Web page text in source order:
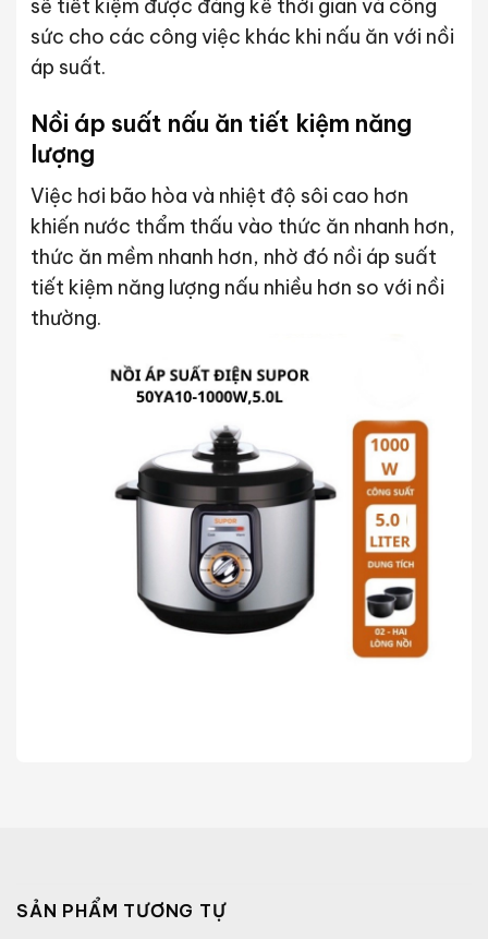
sẽ tiết kiệm được đáng kể thời gian và công
sức cho các công việc khác khi nấu ăn với nồi
áp suất.
Nồi áp suất nấu ăn tiết kiệm năng
lượng
Việc hơi bão hòa và nhiệt độ sôi cao hơn
khiến nước thẩm thấu vào thức ăn nhanh hơn,
thức ăn mềm nhanh hơn, nhờ đó nồi áp suất
tiết kiệm năng lượng nấu nhiều hơn so với nồi
thường.
SẢN PHẨM TƯƠNG TỰ